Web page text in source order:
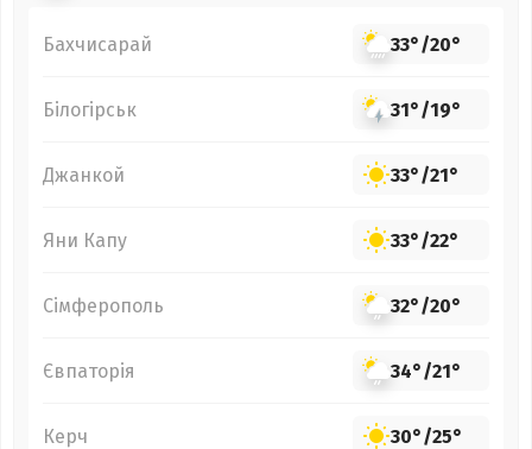
Бахчисарай 33°/20°
Білогірськ 31°/19°
Джанкой 33°/21°
Яни Капу 33°/22°
Сімферополь 32°/20°
Євпаторія 34°/21°
Керч 30°/25°